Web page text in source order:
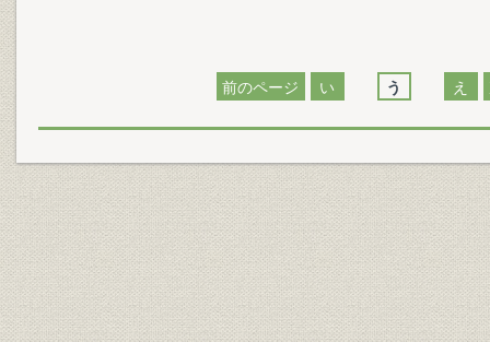
前のページ い う え